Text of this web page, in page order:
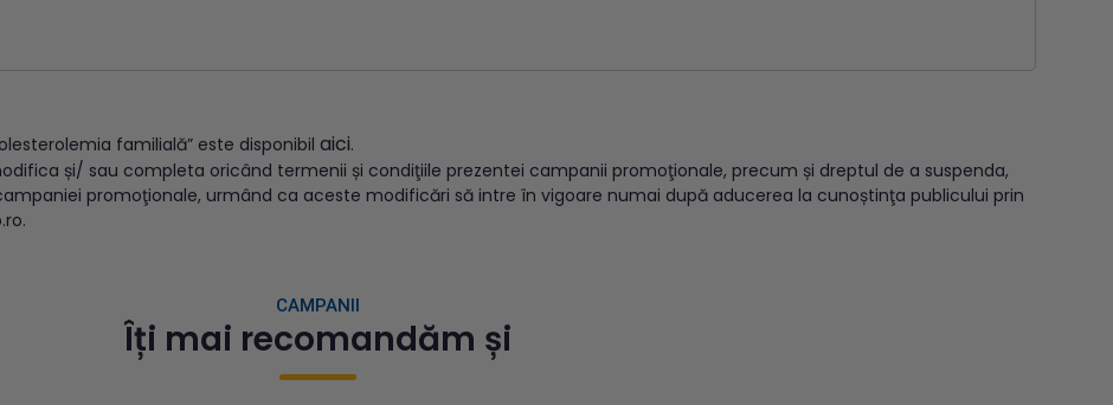
familială” este disponibil aici.
și/ sau completa oricând termenii și condiţiile prezentei campanii promoţionale, precum și dreptul de a suspenda,
promoţionale, urmând ca aceste modificări să intre în vigoare numai după aducerea la cunoștinţa publicului prin
CAMPANII
Îți mai recomandăm și